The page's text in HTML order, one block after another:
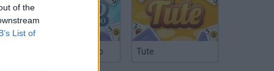
of the
List of
Truco Argentino Tute